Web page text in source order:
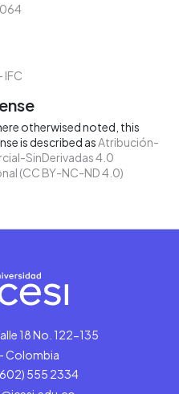
IFC
otherwised noted, this
is described asAtribución-
SinDerivadas 4.0
(CC BY-NC-ND 4.0)
18 No. 122-135
Colombia
555 2334